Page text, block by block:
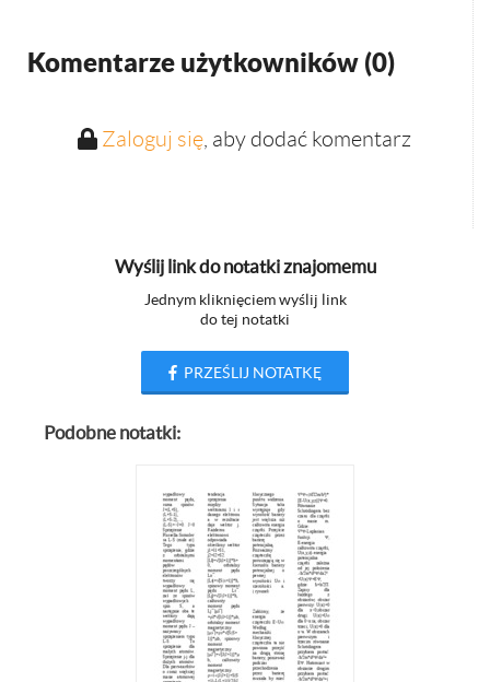
Komentarze użytkowników (0)
Zaloguj się, aby dodać komentarz
Wyślij link do notatki znajomemu
Jednym kliknięciem wyślij link
do tej notatki
PRZEŚLIJ NOTATKĘ
Podobne notatki: